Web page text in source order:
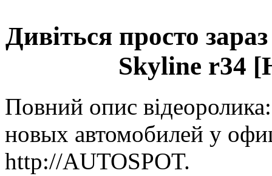
Дивіться просто
Skyline r34
Повний опис
новых автомобилей у
http://AUTOSPOT.